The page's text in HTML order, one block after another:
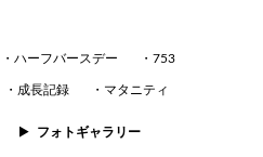
ハーフバースデー 753
成長記録 マタニティ
フォトギャラリー